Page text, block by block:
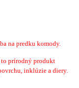
na predku komody.
to prírodný produkt
inklúzie a diery.